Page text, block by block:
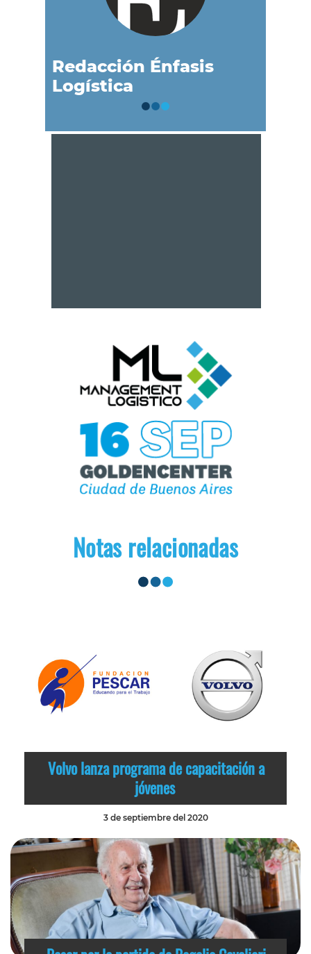
Redacción Énfasis
Logística
Notas relacionadas
Volvo lanza programa de capacitación a
jóvenes
3 de septiembre del 2020